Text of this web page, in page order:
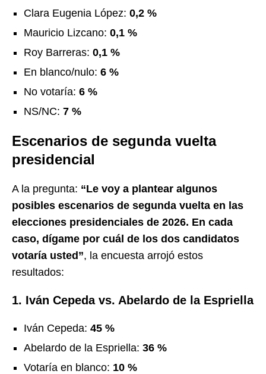
Clara Eugenia López: 0,2 %
Mauricio Lizcano: 0,1 %
Roy Barreras: 0,1 %
En blanco/nulo: 6 %
No votaría: 6 %
NS/NC: 7 %
Escenarios de segunda vuelta
presidencial
A la pregunta: “Le voy a plantear algunos
posibles escenarios de segunda vuelta en las
elecciones presidenciales de 2026. En cada
caso, dígame por cuál de los dos candidatos
votaría usted”, la encuesta arrojó estos
resultados:
1. Iván Cepeda vs. Abelardo de la Espriella
Iván Cepeda: 45 %
Abelardo de la Espriella: 36 %
Votaría en blanco: 10 %